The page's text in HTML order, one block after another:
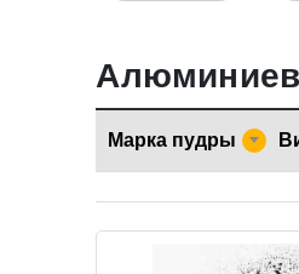
Марка пудры